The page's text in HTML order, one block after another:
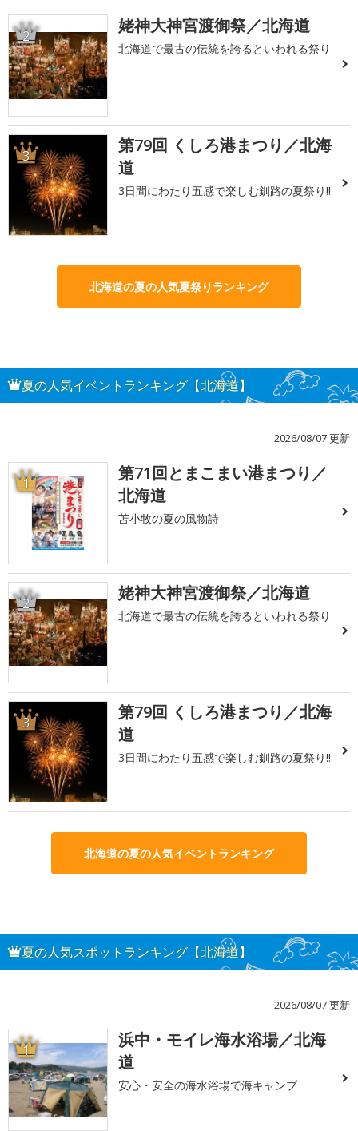
2 姥神大神宮渡御祭／北海道
北海道で最古の伝統を誇るといわれる祭り
3
第79回 くしろ港まつり／北海
道
3日間にわたり五感で楽しむ釧路の夏祭り!!
北海道の夏の人気夏祭りランキング
夏の人気イベントランキング【北海道】
2026/08/07 更新
1
第71回とまこまい港まつり／
北海道
苫小牧の夏の風物詩
2 姥神大神宮渡御祭／北海道
北海道で最古の伝統を誇るといわれる祭り
3
第79回 くしろ港まつり／北海
道
3日間にわたり五感で楽しむ釧路の夏祭り!!
北海道の夏の人気イベントランキング
夏の人気スポットランキング【北海道】
2026/08/07 更新
1
浜中・モイレ海水浴場／北海
道
安心・安全の海水浴場で海キャンプ